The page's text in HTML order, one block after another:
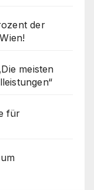
der
meisten
für